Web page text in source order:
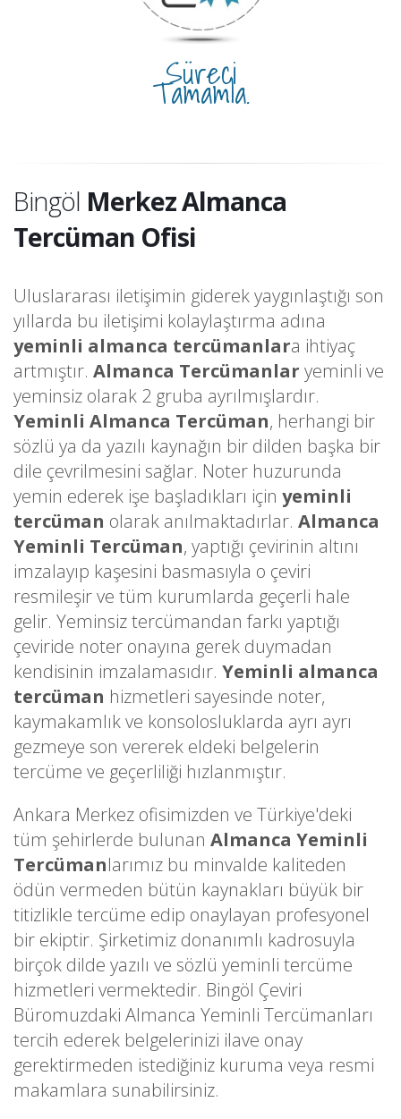
Süreci
Tamamla.
Bingöl Merkez Almanca
Tercüman Ofisi
Uluslararası iletişimin giderek yaygınlaştığı son
yıllarda bu iletişimi kolaylaştırma adına
yeminli almanca tercümanlara ihtiyaç
artmıştır. Almanca Tercümanlar yeminli ve
yeminsiz olarak 2 gruba ayrılmışlardır.
Yeminli Almanca Tercüman, herhangi bir
sözlü ya da yazılı kaynağın bir dilden başka bir
dile çevrilmesini sağlar. Noter huzurunda
yemin ederek işe başladıkları için yeminli
tercüman olarak anılmaktadırlar. Almanca
Yeminli Tercüman, yaptığı çevirinin altını
imzalayıp kaşesini basmasıyla o çeviri
resmileşir ve tüm kurumlarda geçerli hale
gelir. Yeminsiz tercümandan farkı yaptığı
çeviride noter onayına gerek duymadan
kendisinin imzalamasıdır. Yeminli almanca
tercüman hizmetleri sayesinde noter,
kaymakamlık ve konsolosluklarda ayrı ayrı
gezmeye son vererek eldeki belgelerin
tercüme ve geçerliliği hızlanmıştır.
Ankara Merkez ofisimizden ve Türkiye'deki
tüm şehirlerde bulunan Almanca Yeminli
Tercümanlarımız bu minvalde kaliteden
ödün vermeden bütün kaynakları büyük bir
titizlikle tercüme edip onaylayan profesyonel
bir ekiptir. Şirketimiz donanımlı kadrosuyla
birçok dilde yazılı ve sözlü yeminli tercüme
hizmetleri vermektedir. Bingöl Çeviri
Büromuzdaki Almanca Yeminli Tercümanları
tercih ederek belgelerinizi ilave onay
gerektirmeden istediğiniz kuruma veya resmi
makamlara sunabilirsiniz.